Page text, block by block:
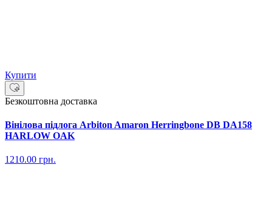
Купити
Безкоштовна доставка
Вінілова підлога Arbiton Amaron Herringbone DB DA158
HARLOW OAK
1210.00 грн.